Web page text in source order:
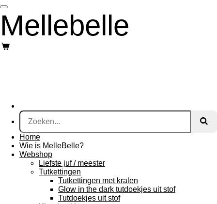
Ga
direct
naar
de
hoofdinhoud
Mellebelle
Home
Wie is MelleBelle?
Webshop
Liefste juf / meester
Tutkettingen
Tutkettingen met kralen
Glow in the dark tutdoekjes uit stof
Tutdoekjes uit stof